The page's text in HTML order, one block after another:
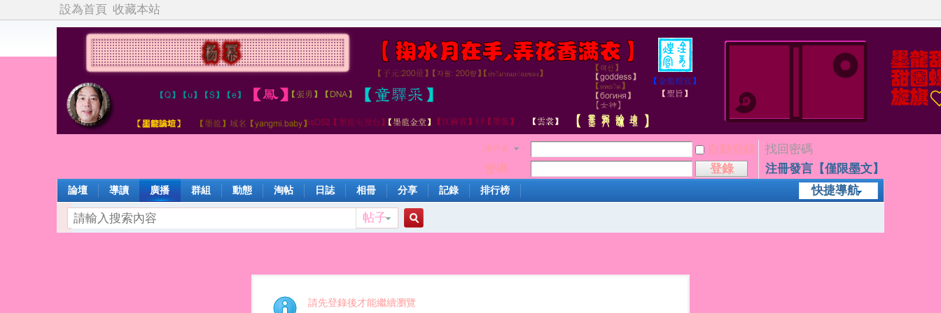
設為首頁 收藏本站
用戶名 自動登錄
找回密碼
密碼
登錄
注冊發言【僅限墨文】
快捷導航
論壇 導讀 廣播 群組 動態 淘帖 日誌 相冊 分享 記錄 排行榜
帖子
索
請先登錄後才能繼續瀏覽